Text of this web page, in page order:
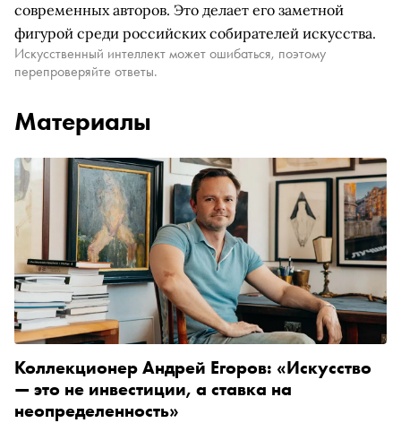
современных авторов. Это делает его заметной
фигурой среди российских собирателей искусства.
Искусственный интеллект может ошибаться, поэтому
перепроверяйте ответы.
Материалы
Коллекционер Андрей Егоров: «Искусство
— это не инвестиции, а ставка на
неопределенность»